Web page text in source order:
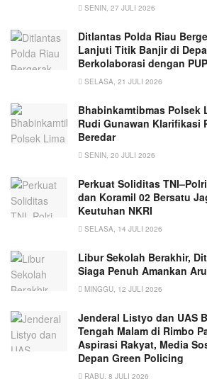
SENIN, 27 JULI 2026
Ditlantas Polda Riau
Lanjuti Titik Banjir di
Berkolaborasi dengan
SELASA, 21 JULI 2026
Bhabinkamtibmas Polsek
Rudi Gunawan Klarifikasi
Beredar
SENIN, 20 JULI 2026
Perkuat Soliditas
dan Koramil 02 Bersatu
Keutuhan NKRI
SELASA, 14 JULI 2026
Libur Sekolah Berakhir,
Siaga Penuh Amankan
MINGGU, 12 JULI 2026
Jenderal Listyo dan UAS
Tengah Malam di Rimbo
Aspirasi Rakyat, Media
Depan Green Policing
RABU, 8 JULI 2026